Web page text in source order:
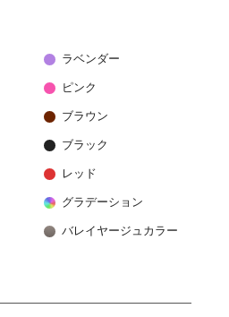
ラベンダー
ピンク
ブラウン
ブラック
レッド
グラデーション
バレイヤージュカラー